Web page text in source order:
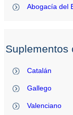
Abogacía del
Suplementos
Catalán
Gallego
Valenciano